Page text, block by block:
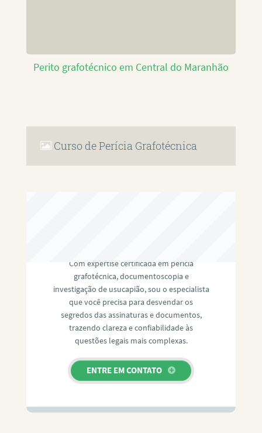
Perito grafotécnico em Central do Maranhão
Curso de Perícia Grafotécnica
Com expertise certificada em perícia
grafotécnica, documentoscopia e
investigação de usucapião, sou o especialista
que você precisa para desvendar os
segredos das assinaturas e documentos,
trazendo clareza e confiabilidade às
questões legais mais complexas.
ENTRE EM CONTATO